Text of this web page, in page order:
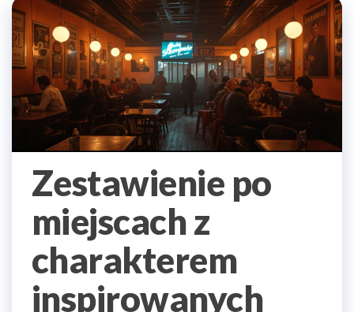
Zestawienie po
miejscach z
charakterem
inspirowanych